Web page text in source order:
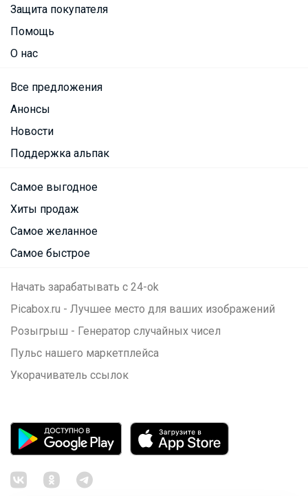
Защита покупателя
Помощь
О нас
Все предложения
Анонсы
Новости
Поддержка альпак
Самое выгодное
Хиты продаж
Самое желанное
Самое быстрое
Начать зарабатывать с 24-ok
Picabox.ru - Лучшее место для ваших изображений
Розыгрыш - Генератор случайных чисел
Пульс нашего маркетплейса
Укорачиватель ссылок